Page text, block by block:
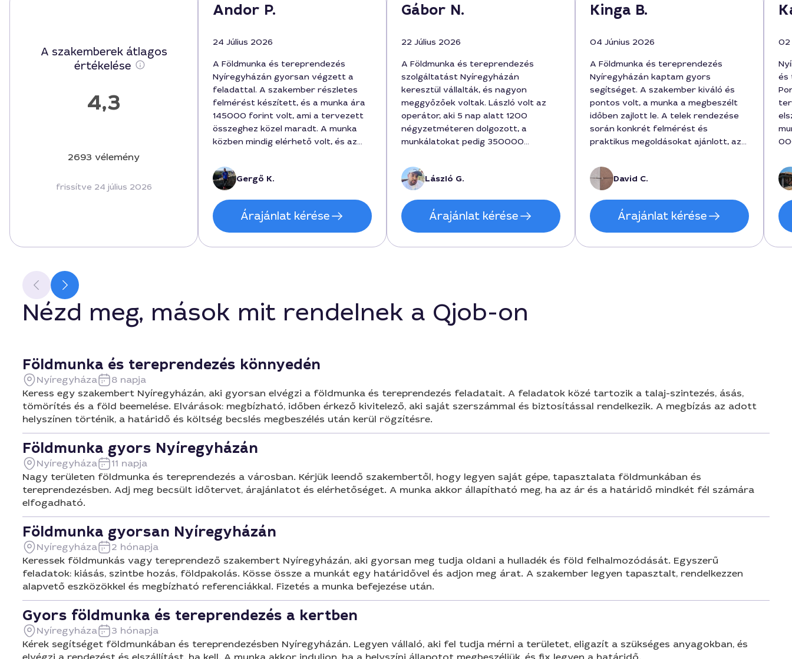
A szakemberek átlagos
értékelése
4,3
2693 vélemény
frissítve 24 július 2026
Andor P.
24 Július 2026
A Földmunka és tereprendezés
Nyíregyházán gyorsan végzett a
feladattal. A szakember részletes
felmérést készített, és a munka ára
145000 forint volt, ami a tervezett
összeghez közel maradt. A munka
közben mindig elérhető volt, és az
várakozásoknak. A földműveléshez
szükséges előkészítő méréseket is
levezényelte, a szolgáltatás során a
kivitelezés 4 nap alatt zárult le.
Gergő K.
Árajánlat kérése
Gábor N.
22 Július 2026
A Földmunka és tereprendezés
szolgáltatást Nyíregyházán
keresztül vállalták, és nagyon
meggyőzőek voltak. László volt az
operátor, aki 5 nap alatt 1200
négyzetméteren dolgozott, a
munkálatokat pedig 350000
feltöltötték, a terület rendezett
maradt, és a címhez vezető út is
korszerűsítésre került. Megbízható
stílusban dolgoztak, örömmel
ajánlom.
László G.
Árajánlat kérése
Kinga B.
04 Június 2026
A Földmunka és tereprendezés
Nyíregyházán kaptam gyors
segítséget. A szakember kiváló és
pontos volt, a munka a megbeszélt
időben zajlott le. A telek rendezése
során konkrét felmérést és
praktikus megoldásokat ajánlott, az
480000 forint körül mozgott a
munkálatok hosszától függően. A
munkát David végezte, aki
tapasztott és barátságos módon
kommunikált az egész folyamat
során.
David C.
Árajánlat kérése
02
és
Nézd meg, mások mit rendelnek a Qjob-on
Földmunka és tereprendezés könnyedén
Nyíregyháza
8 napja
Keress egy szakembert Nyíregyházán, aki gyorsan elvégzi a földmunka és tereprendezés feladatait. A feladatok közé tartozik a talaj-szintezés, ásás,
tömörítés és a föld beemelése. Elvárások: megbízható, időben érkező kivitelező, aki saját szerszámmal és biztosítással rendelkezik. A megbízás az adott
helyszínen történik, a határidő és költség becslés megbeszélés után kerül rögzítésre.
Földmunka gyors Nyíregyházán
Nyíregyháza
11 napja
Nagy területen földmunka és tereprendezés a városban. Kérjük leendő szakembertől, hogy legyen saját gépe, tapasztalata földmunkában és
tereprendezésben. Adj meg becsült időtervet, árajánlatot és elérhetőséget. A munka akkor állapítható meg, ha az ár és a határidő mindkét fél számára
elfogadható.
Földmunka gyorsan Nyíregyházán
Nyíregyháza
2 hónapja
Keressek földmunkás vagy tereprendező szakembert Nyíregyházán, aki gyorsan meg tudja oldani a hulladék és föld felhalmozódását. Egyszerű
feladatok: kiásás, szintbe hozás, földpakolás. Kösse össze a munkát egy határidővel és adjon meg árat. A szakember legyen tapasztalt, rendelkezzen
alapvető eszközökkel és megbízható referenciákkal. Fizetés a munka befejezése után.
Gyors földmunka és tereprendezés a kertben
Nyíregyháza
3 hónapja
Kérek segítséget földmunkában és tereprendezésben Nyíregyházán. Legyen vállaló, aki fel tudja mérni a területet, eligazít a szükséges anyagokban, és